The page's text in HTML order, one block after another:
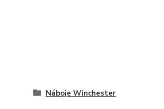
Náboje Winchester